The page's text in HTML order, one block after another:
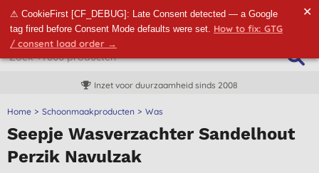
⚠ CookieFirst [CF_DEBUG]: Late Consent detected — a Google
tag fired before Consent Mode defaults were set. How to fix: GTG
/ consent load order →
✕
Inzet voor duurzaamheid sinds 2008
Home Schoonmaakproducten Was
Seepje Wasverzachter Sandelhout
Perzik Navulzak